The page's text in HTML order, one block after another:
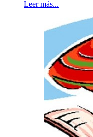
Leer más...